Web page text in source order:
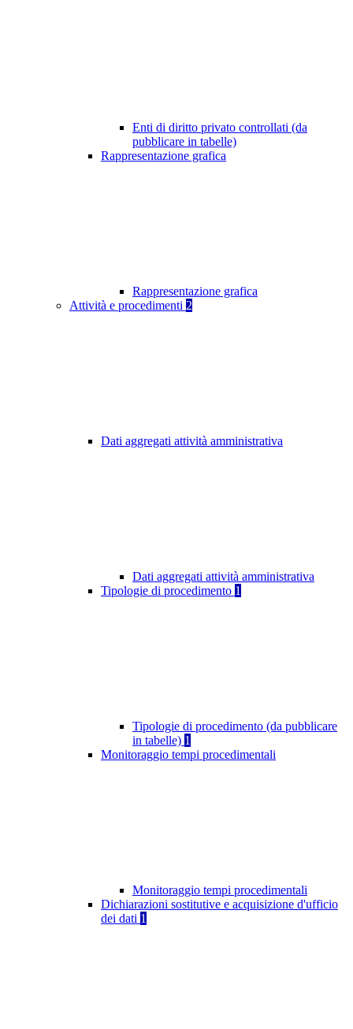
Enti di diritto privato controllati (da
pubblicare in tabelle)
Rappresentazione grafica
Rappresentazione grafica
Attività e procedimenti 2
Dati aggregati attività amministrativa
Dati aggregati attività amministrativa
Tipologie di procedimento 1
Tipologie di procedimento (da pubblicare
in tabelle) 1
Monitoraggio tempi procedimentali
Monitoraggio tempi procedimentali
Dichiarazioni sostitutive e acquisizione d'ufficio
dei dati 1